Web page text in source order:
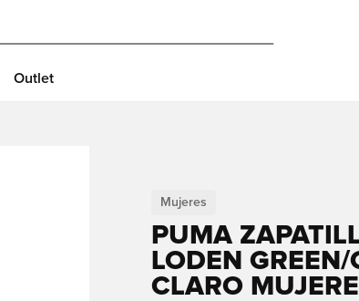
Outlet
Mujeres
PUMA
LODEN
CLARO